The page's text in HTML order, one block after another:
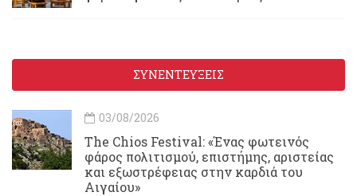
ΣΥΝΕΝΤΕΥΞΕΙΣ
03/08/2026
Τhe Chios Festival: «Ένας φωτεινός
φάρος πολιτισμού, επιστήμης, αριστείας
και εξωστρέφειας στην καρδιά του
Αιγαίου»